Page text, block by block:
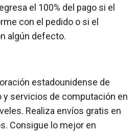
el 100% del pago si el
con el pedido o si el
algún defecto.
estadounidense de
servicios de computación en
Realiza envíos gratis en
Consigue lo mejor en